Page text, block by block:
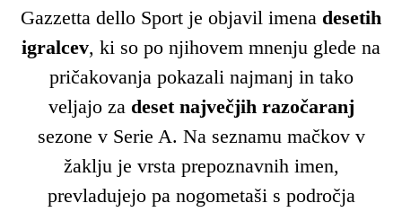
Gazzetta dello Sport je objavil imena desetih
igralcev, ki so po njihovem mnenju glede na
pričakovanja pokazali najmanj in tako
veljajo za deset največjih razočaranj
sezone v Serie A. Na seznamu mačkov v
žaklju je vrsta prepoznavnih imen,
prevladujejo pa nogometaši s področja